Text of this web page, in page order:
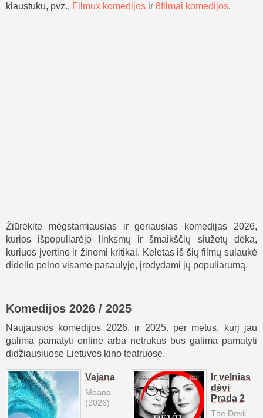
klaustuku, pvz., Filmux komedijos ir 8filmai komedijos.
Žiūrėkite mėgstamiausias ir geriausias komedijas 2026,
kurios išpopuliarėjo linksmų ir šmaikščių siužetų dėka,
kuriuos įvertino ir žinomi kritikai. Keletas iš šių filmų sulaukė
didelio pelno visame pasaulyje, įrodydami jų populiarumą.
Komedijos 2026 / 2025
Naujausios komedijos 2026. ir 2025. per metus, kurį jau
galima pamatyti online arba netrukus bus galima pamatyti
didžiausiuose Lietuvos kino teatruose.
Vajana
Moana
(2026)
Ir velnias
dėvi
Prada 2
The Devil